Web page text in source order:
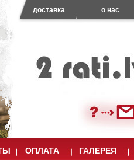
доставка о нас
ОПЛАТА ГАЛЕРЕЯ